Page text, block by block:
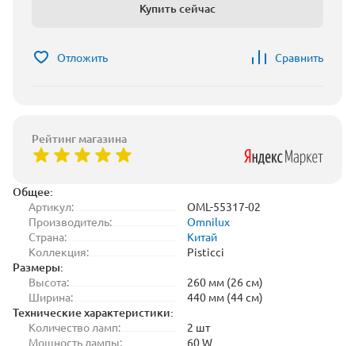
Общее:
Артикул:
OML-55317-02
Производитель:
Omnilux
Страна:
Китай
Коллекция:
Pisticci
Размеры:
Высота:
260 мм (26 см)
Ширина:
440 мм (44 см)
Технические характеристики:
Количество ламп:
2 шт
Мощность лампы:
60 W
Купить сейчас
Отложить Сравнить
Рейтинг магазина